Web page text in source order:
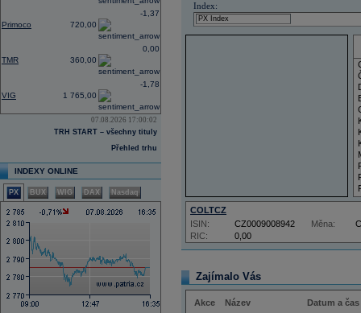
Primoco 720,00
-1,37
TMR 360,00
0,00
VIG 1 765,00
-1,78
07.08.2026 17:00:02
TRH START – všechny tituly
Přehled trhu
INDEXY ONLINE
PX BUX WIG DAX Nasdaq
Index:
COLTCZ
RIC: 0,00
ISIN: CZ0009008942 Měna:
Zajímalo Vás
Akce Název Datum a čas